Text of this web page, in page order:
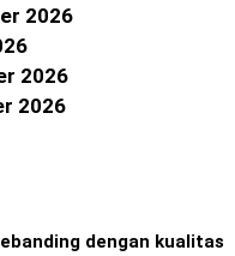
2026
2026
2026
dengan kualitas